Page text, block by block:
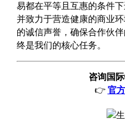
易都在平等且互惠的条件
并致力于营造健康的商业
的诚信声誉，确保合作伙
终是我们的核心任务。
咨询国
👉 官